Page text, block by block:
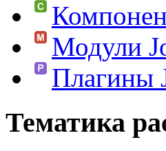
Модули
Плагины
Тематика